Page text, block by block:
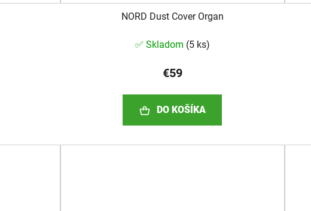
NORD Dust Cover Organ
✅ Skladom (5 ks)
€59
DO KOŠÍKA